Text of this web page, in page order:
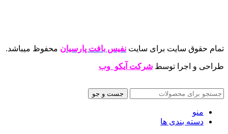
تمام حقوق سایت برای سایت نفیس بافت پارسیان محفوظ میباشد.
طراحی و اجرا توسط شرکت آیکو وب
جست و جو
منو
دسته بندی ها